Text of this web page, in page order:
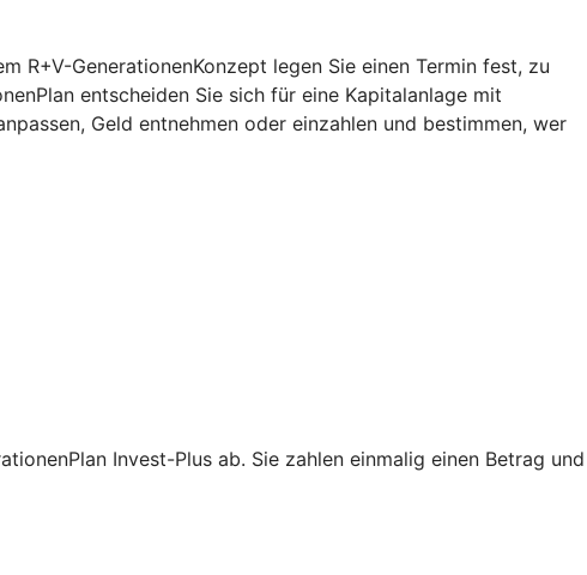
R+V-GenerationenKonzept legen Sie einen Termin fest, zu
entscheiden Sie sich für eine Kapitalanlage mit
Geld entnehmen oder einzahlen und bestimmen, wer
Invest-Plus ab. Sie zahlen einmalig einen Betrag und